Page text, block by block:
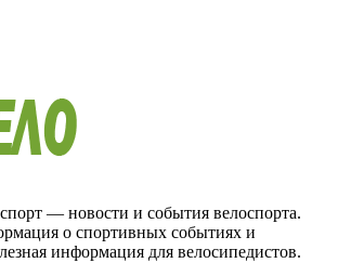
— новости и события велоспорта.
о спортивных событиях и
информация для велосипедистов.